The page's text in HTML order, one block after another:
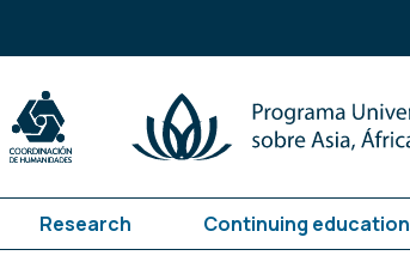
Research Continuing education